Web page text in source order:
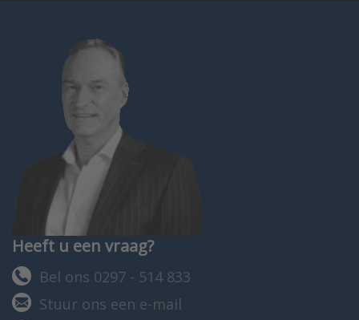
Heeft u een vraag?
Bel ons 0297 - 514 833
Stuur ons een e-mail